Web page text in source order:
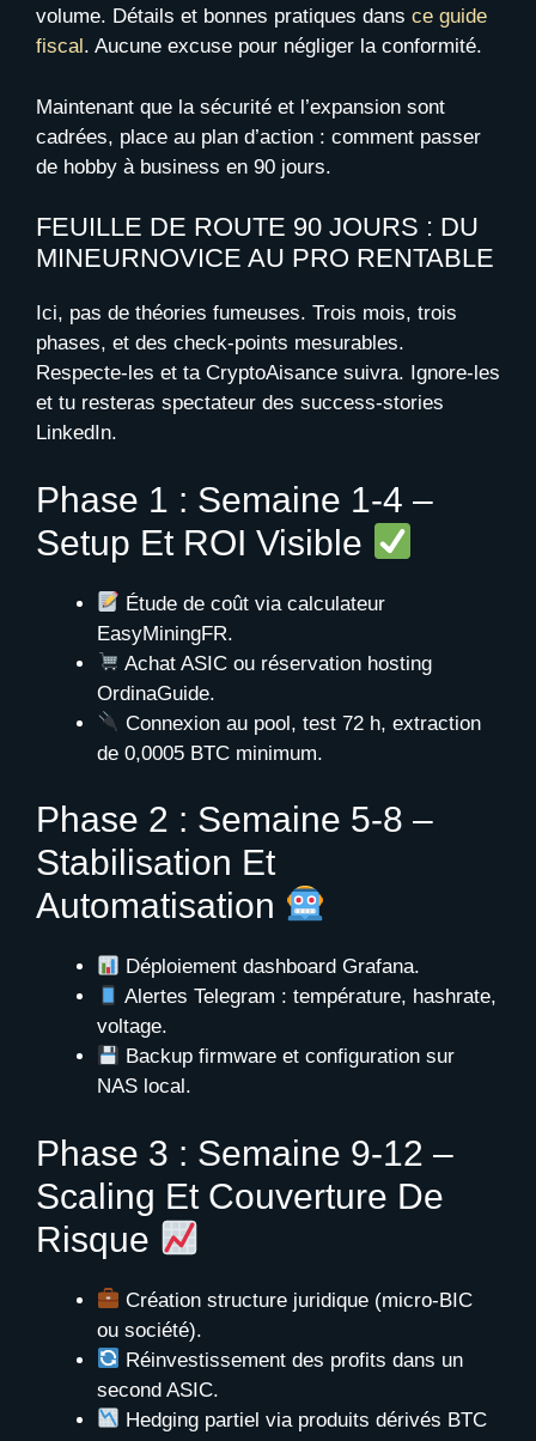
volume. Détails et bonnes pratiques dans ce guide
fiscal . Aucune excuse pour négliger la conformité.
Maintenant que la sécurité et l’expansion sont
cadrées, place au plan d’action : comment passer
de hobby à business en 90 jours.
FEUILLE DE ROUTE 90 JOURS : DU
MINEURNOVICE AU PRO RENTABLE
Ici, pas de théories fumeuses. Trois mois, trois
phases, et des check-points mesurables.
Respecte-les et ta CryptoAisance suivra. Ignore-les
et tu resteras spectateur des success-stories
LinkedIn.
Phase 1 : Semaine 1-4 –
Setup Et ROI Visible
Étude de coût via calculateur
EasyMiningFR.
Achat ASIC ou réservation hosting
OrdinaGuide.
Connexion au pool, test 72 h, extraction
de 0,0005 BTC minimum.
Phase 2 : Semaine 5-8 –
Stabilisation Et
Automatisation
Déploiement dashboard Grafana.
Alertes Telegram : température, hashrate,
voltage.
Backup firmware et configuration sur
NAS local.
Phase 3 : Semaine 9-12 –
Scaling Et Couverture De
Risque
Création structure juridique (micro-BIC
ou société).
Réinvestissement des profits dans un
second ASIC.
Hedging partiel via produits dérivés BTC